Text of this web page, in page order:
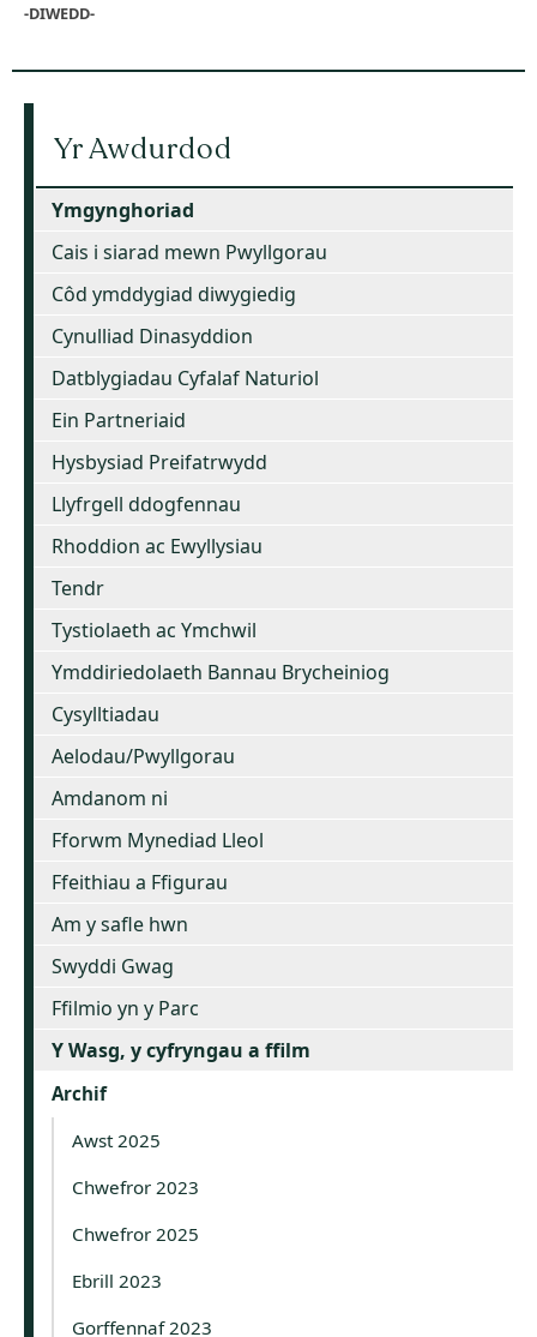
-DIWEDD-
Yr Awdurdod
Ymgynghoriad
Cais i siarad mewn Pwyllgorau
Côd ymddygiad diwygiedig
Cynulliad Dinasyddion
Datblygiadau Cyfalaf Naturiol
Ein Partneriaid
Hysbysiad Preifatrwydd
Llyfrgell ddogfennau
Rhoddion ac Ewyllysiau
Tendr
Tystiolaeth ac Ymchwil
Ymddiriedolaeth Bannau Brycheiniog
Cysylltiadau
Aelodau/Pwyllgorau
Amdanom ni
Fforwm Mynediad Lleol
Ffeithiau a Ffigurau
Am y safle hwn
Swyddi Gwag
Ffilmio yn y Parc
Y Wasg, y cyfryngau a ffilm
Archif
Awst 2025
Chwefror 2023
Chwefror 2025
Ebrill 2023
Gorffennaf 2023